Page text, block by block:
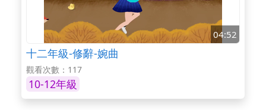
04:52
十二年級-修辭-婉曲
觀看次數：117
10-12年級